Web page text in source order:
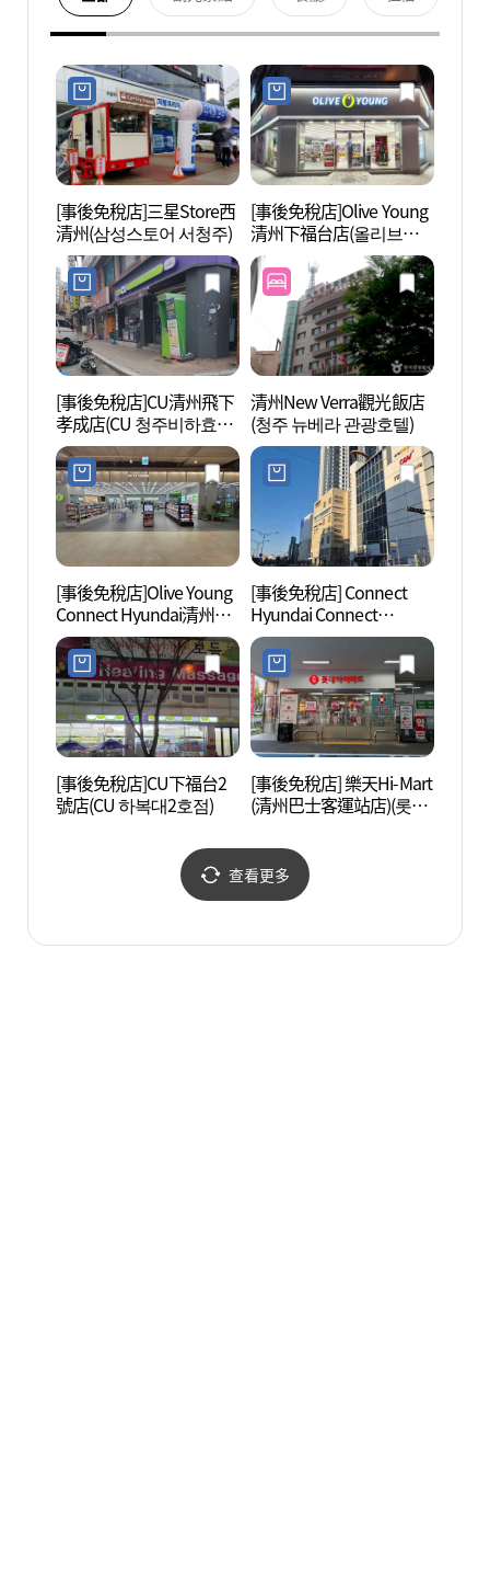
[事後免稅店]三星Store西
清州(삼성스토어 서청주)
[事後免稅店]Olive Young
清州下福台店(올리브영
청주하복대점)
[事後免稅店]CU清州飛下
孝成店(CU 청주비하효성
점)
清州New Verra觀光飯店
(청주 뉴베라 관광호텔)
[事後免稅店]Olive Young
Connect Hyundai清州店
(올리브영 커넥트현대 청
주점)
[事後免稅店] Connect
Hyundai Connect
Hyundai清州店(커넥트현
대 청주)
[事後免稅店]CU下福台2
號店(CU 하복대2호점)
[事後免稅店] 樂天Hi-Mart
(清州巴士客運站店)(롯데
查看更多